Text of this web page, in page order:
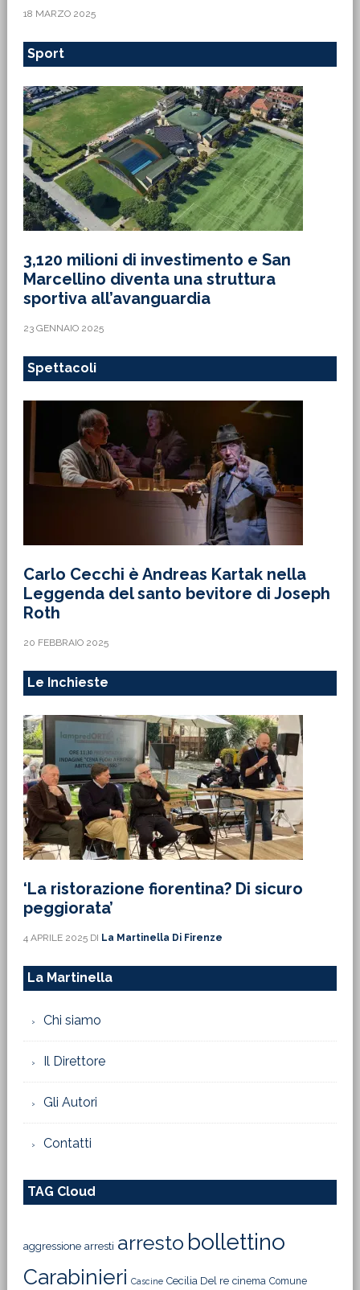
18 MARZO 2025
Sport
3,120 milioni di investimento e San
Marcellino diventa una struttura
sportiva all’avanguardia
23 GENNAIO 2025
Spettacoli
Carlo Cecchi è Andreas Kartak nella
Leggenda del santo bevitore di Joseph
Roth
20 FEBBRAIO 2025
Le Inchieste
‘La ristorazione fiorentina? Di sicuro
peggiorata’
4 APRILE 2025DI La Martinella Di Firenze
La Martinella
Chi siamo
Il Direttore
Gli Autori
Contatti
TAG Cloud
aggressione arresti arresto bollettino
Carabinieri Cascine Cecilia Del re cinema Comune